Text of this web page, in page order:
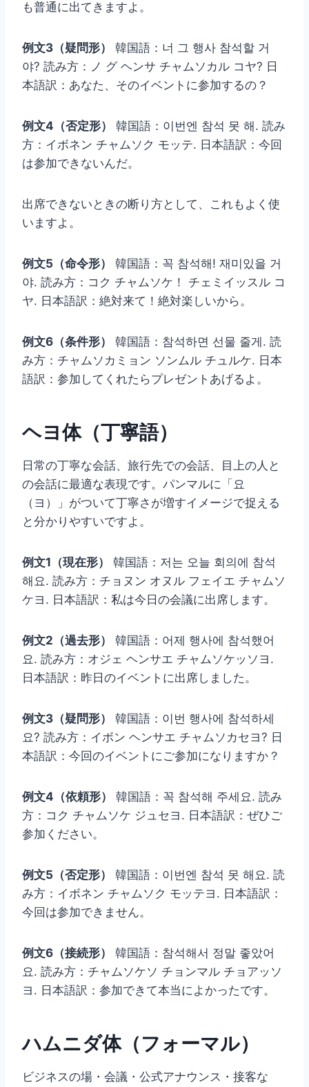
も普通に出てきますよ。
例文3（疑問形）
韓国語：너 그 행사 참석할 거
야? 読み方：ノ グ ヘンサ チャムソカル コヤ? 日
本語訳：あなた、そのイベントに参加するの？
例文4（否定形）
韓国語：이번엔 참석 못 해. 読み
方：イボネン チャムソク モッテ. 日本語訳：今回
は参加できないんだ。
出席できないときの断り方として、これもよく使
いますよ。
例文5（命令形）
韓国語：꼭 참석해! 재미있을 거
야. 読み方：コク チャムソケ！ チェミイッスル コ
ヤ. 日本語訳：絶対来て！絶対楽しいから。
例文6（条件形）
韓国語：참석하면 선물 줄게. 読
み方：チャムソカミョン ソンムル チュルケ. 日本
語訳：参加してくれたらプレゼントあげるよ。
ヘヨ体（丁寧語）
日常の丁寧な会話、旅行先での会話、目上の人と
の会話に最適な表現です。パンマルに「요
（ヨ）」がついて丁寧さが増すイメージで捉える
と分かりやすいですよ。
例文1（現在形）
韓国語：저는 오늘 회의에 참석
해요. 読み方：チョヌン オヌル フェイエ チャムソ
ケヨ. 日本語訳：私は今日の会議に出席します。
例文2（過去形）
韓国語：어제 행사에 참석했어
요. 読み方：オジェ ヘンサエ チャムソケッソヨ.
日本語訳：昨日のイベントに出席しました。
例文3（疑問形）
韓国語：이번 행사에 참석하세
요? 読み方：イボン ヘンサエ チャムソカセヨ? 日
本語訳：今回のイベントにご参加になりますか？
例文4（依頼形）
韓国語：꼭 참석해 주세요. 読み
方：コク チャムソケ ジュセヨ. 日本語訳：ぜひご
参加ください。
例文5（否定形）
韓国語：이번엔 참석 못 해요. 読
み方：イボネン チャムソク モッテヨ. 日本語訳：
今回は参加できません。
例文6（接続形）
韓国語：참석해서 정말 좋았어
요. 読み方：チャムソケソ チョンマル チョアッソ
ヨ. 日本語訳：参加できて本当によかったです。
ハムニダ体（フォーマル）
ビジネスの場・会議・公式アナウンス・接客な